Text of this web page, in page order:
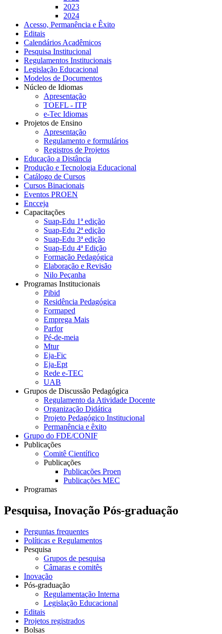
2023
2024
Acesso, Permanência e Êxito
Editais
Calendários Acadêmicos
Pesquisa Institucional
Regulamentos Institucionais
Legislação Educacional
Modelos de Documentos
Núcleo de Idiomas
Apresentação
TOEFL - ITP
e-Tec Idiomas
Projetos de Ensino
Apresentação
Regulamento e formulários
Registros de Projetos
Educação a Distância
Produção e Tecnologia Educacional
Catálogo de Cursos
Cursos Binacionais
Eventos PROEN
Encceja
Capacitações
Suap-Edu 1ª edição
Suap-Edu 2ª edição
Suap-Edu 3ª edição
Suap-Edu 4ª Edição
Formação Pedagógica
Elaboração e Revisão
Nilo Peçanha
Programas Institucionais
Pibid
Residência Pedagógica
Formaped
Emprega Mais
Parfor
Pé-de-meia
Mtur
Eja-Fic
Eja-Ept
Rede e-TEC
UAB
Grupos de Discussão Pedagógica
Regulamento da Atividade Docente
Organização Didática
Projeto Pedagógico Institucional
Permanência e êxito
Grupo do FDE/CONIF
Publicações
Comitê Científico
Publicações
Publicações Proen
Publicações MEC
Programas
Pesquisa, Inovação Pós-graduação
Perguntas frequentes
Políticas e Regulamentos
Pesquisa
Grupos de pesquisa
Câmaras e comitês
Inovação
Pós-graduação
Regulamentação Interna
Legislação Educacional
Editais
Projetos registrados
Bolsas